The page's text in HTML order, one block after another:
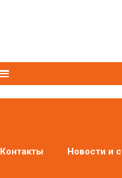
Контакты Новости и